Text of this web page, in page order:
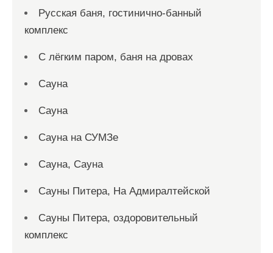
Русская баня, гостинично-банный
комплекс
С лёгким паром, баня на дровах
Сауна
Сауна
Сауна на СУМЗе
Сауна, Сауна
Сауны Питера, На Адмиралтейской
Сауны Питера, оздоровительный
комплекс